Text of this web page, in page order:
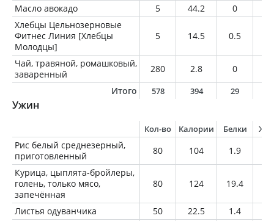
Масло авокадо 5 44.2 0
Хлебцы Цельнозерновые
Фитнес Линия [Хлебцы
Молодцы]
5 14.5 0.5
Чай, травяной, ромашковый,
заваренный
280 2.8 0
Итого
578 394 29
Ужин
Кол-во Калории Белки
Рис белый среднезерный,
приготовленный
80 104 1.9
Курица, цыплята-бройлеры,
голень, только мясо,
запечённая
80 124 19.4
Листья одуванчика 50 22.5 1.4